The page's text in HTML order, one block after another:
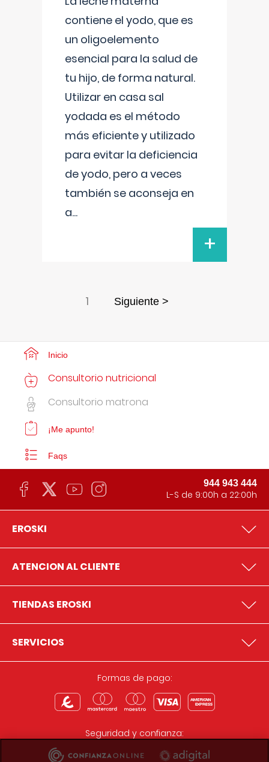
contiene el yodo, que es
un oligoelemento
esencial para la salud de
tu hijo, de forma natural.
Utilizar en casa sal
yodada es el método
más eficiente y utilizado
para evitar la deficiencia
de yodo, pero a veces
también se aconseja en
a...
+
1 Siguiente >
Inicio
Consultorio nutricional
Consultorio matrona
¡Me apunto!
Faqs
944 943 444
L-S de 9:00h a 22:00h
EROSKI
ATENCION AL CLIENTE
TIENDAS EROSKI
SERVICIOS
Formas de pago:
Seguridad y confianza: